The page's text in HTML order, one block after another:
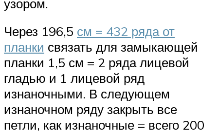
узором.
Через 196,5 см = 432 ряда от
планки связать для замыкающей
планки 1,5 см = 2 ряда лицевой
гладью и 1 лицевой ряд
изнаночными. В следующем
изнаночном ряду закрыть все
петли, как изнаночные = всего 200